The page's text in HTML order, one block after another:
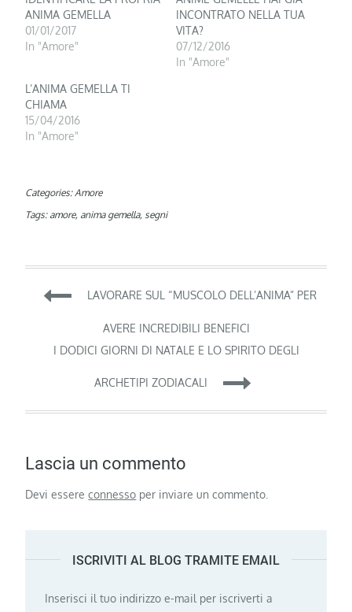
ANIMA GEMELLA
01/01/2017
In "Amore"
INCONTRATO NELLA TUA
VITA?
07/12/2016
In "Amore"
L’ANIMA GEMELLA TI
CHIAMA
15/04/2016
In "Amore"
Categories:Amore
Tags: amore, anima gemella, segni
Navigazione
articoli
LAVORARE SUL “MUSCOLO DELL’ANIMA” PER
AVERE INCREDIBILI BENEFICI
I DODICI GIORNI DI NATALE E LO SPIRITO DEGLI
ARCHETIPI ZODIACALI
Lascia un commento
Devi essereconnesso per inviare un commento.
ISCRIVITI AL BLOG TRAMITE EMAIL
Inserisci il tuo indirizzo e-mail per iscriverti a